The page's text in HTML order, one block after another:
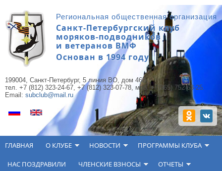
Региональная общественная организация
Санкт-Петербургский клуб
моряков-подводников
и ветеранов ВМФ
Основан в 1994 году
199004, Санкт-Петербург, 5 линия ВО, дом 46Б,
тел. +7 (812) 323-24-67, +7 (812) 323-07-78, моб. +7(965) 752-63-25.
Email: subclub@mail.ru
ГЛАВНАЯ О КЛУБЕ НОВОСТИ ПРОГРАММЫ КЛУБА
НАС ПОЗДРАВИЛИ ЧЛЕНСКИЕ ВЗНОСЫ ОТЧЕТЫ